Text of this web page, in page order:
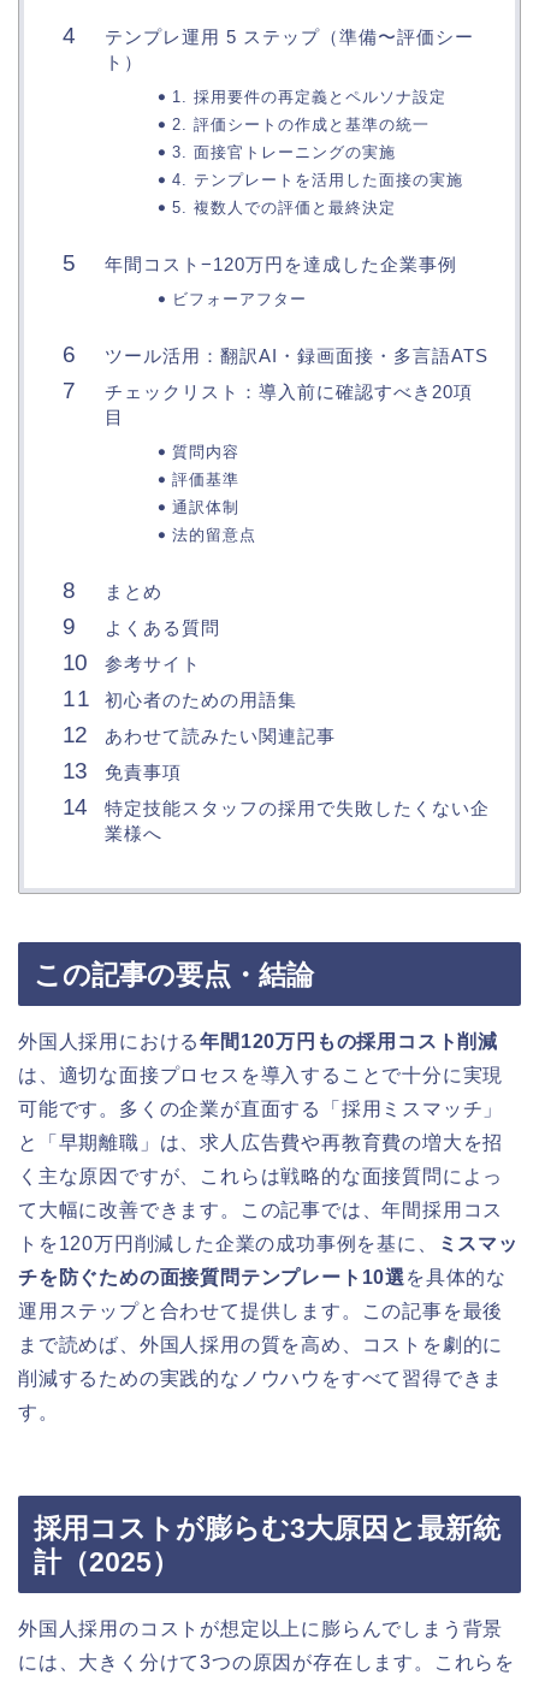
テンプレ運用 5 ステップ（準備〜評価シー
ト）
1. 採用要件の再定義とペルソナ設定
2. 評価シートの作成と基準の統一
3. 面接官トレーニングの実施
4. テンプレートを活用した面接の実施
5. 複数人での評価と最終決定
年間コスト−120万円を達成した企業事例
ビフォーアフター
ツール活用：翻訳AI・録画面接・多言語ATS
チェックリスト：導入前に確認すべき20項
目
質問内容
評価基準
通訳体制
法的留意点
まとめ
よくある質問
参考サイト
初心者のための用語集
あわせて読みたい関連記事
免責事項
特定技能スタッフの採用で失敗したくない企
業様へ
この記事の要点・結論
外国人採用における年間120万円もの採用コスト削減
は、適切な面接プロセスを導入することで十分に実現
可能です。多くの企業が直面する「採用ミスマッチ」
と「早期離職」は、求人広告費や再教育費の増大を招
く主な原因ですが、これらは戦略的な面接質問によっ
て大幅に改善できます。この記事では、年間採用コス
トを120万円削減した企業の成功事例を基に、
ミスマッ
チを防ぐための面接質問テンプレート10選 を具体的な
運用ステップと合わせて提供します。この記事を最後
まで読めば、外国人採用の質を高め、コストを劇的に
削減するための実践的なノウハウをすべて習得できま
す。
採用コストが膨らむ3大原因と最新統
計（2025）
外国人採用のコストが想定以上に膨らんでしまう背景
には、大きく分けて3つの原因が存在します。これらを